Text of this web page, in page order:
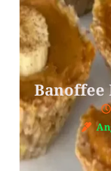
Banoffee